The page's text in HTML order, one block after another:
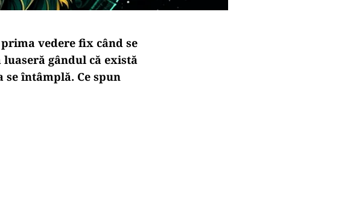
vedere fix când se
gândul că există
întâmplă. Ce spun